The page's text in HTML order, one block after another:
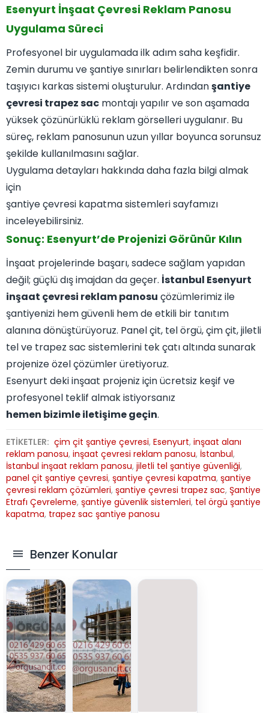
Esenyurt İnşaat Çevresi Reklam Panosu
Uygulama Süreci
Profesyonel bir uygulamada ilk adım saha keşfidir.
Zemin durumu ve şantiye sınırları belirlendikten sonra
taşıyıcı karkas sistemi oluşturulur. Ardındanşantiye
çevresi trapez sac montajı yapılır ve son aşamada
yüksek çözünürlüklü reklam görselleri uygulanır. Bu
süreç, reklam panosunun uzun yıllar boyunca sorunsuz
şekilde kullanılmasını sağlar.
Uygulama detayları hakkında daha fazla bilgi almak
için
şantiye çevresi kapatma sistemleri sayfamızı
inceleyebilirsiniz.
Sonuç: Esenyurt’de Projenizi Görünür Kılın
İnşaat projelerinde başarı, sadece sağlam yapıdan
değil; güçlü dış imajdan da geçer. İstanbul Esenyurt
inşaat çevresi reklam panosu çözümlerimiz ile
şantiyenizi hem güvenli hem de etkili bir tanıtım
alanına dönüştürüyoruz. Panel çit, tel örgü, çim çit, jiletli
tel ve trapez sac sistemlerini tek çatı altında sunarak
projenize özel çözümler üretiyoruz.
Esenyurt deki inşaat projeniz için ücretsiz keşif ve
profesyonel teklif almak istiyorsanız
hemen bizimle iletişime geçin.
ETİKETLER: çim çit şantiye çevresi, Esenyurt, inşaat alanı
reklam panosu, inşaat çevresi reklam panosu, İstanbul,
İstanbul inşaat reklam panosu, jiletli tel şantiye güvenliği,
panel çit şantiye çevresi, şantiye çevresi kapatma, şantiye
çevresi reklam çözümleri, şantiye çevresi trapez sac, Şantiye
Etrafı Çevreleme, şantiye güvenlik sistemleri, tel örgü şantiye
kapatma, trapez sac şantiye panosu
Benzer Konular